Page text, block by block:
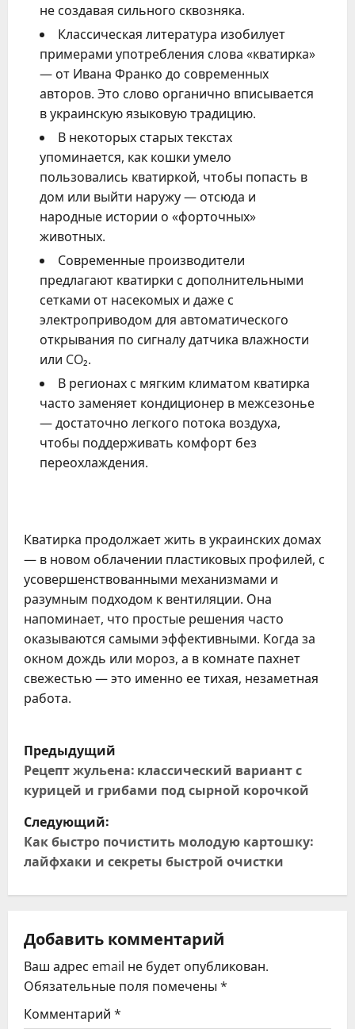
не создавая сильного сквозняка.
Классическая литература изобилует
примерами употребления слова «кватирка»
— от Ивана Франко до современных
авторов. Это слово органично вписывается
в украинскую языковую традицию.
В некоторых старых текстах
упоминается, как кошки умело
пользовались кватиркой, чтобы попасть в
дом или выйти наружу — отсюда и
народные истории о «форточных»
животных.
Современные производители
предлагают кватирки с дополнительными
сетками от насекомых и даже с
электроприводом для автоматического
открывания по сигналу датчика влажности
или CO₂.
В регионах с мягким климатом кватирка
часто заменяет кондиционер в межсезонье
— достаточно легкого потока воздуха,
чтобы поддерживать комфорт без
переохлаждения.
Кватирка продолжает жить в украинских домах
— в новом облачении пластиковых профилей, с
усовершенствованными механизмами и
разумным подходом к вентиляции. Она
напоминает, что простые решения часто
оказываются самыми эффективными. Когда за
окном дождь или мороз, а в комнате пахнет
свежестью — это именно ее тихая, незаметная
работа.
Н
а
в
и
г
ц
и
я
Предыдущий
Рецепт жульена: классический вариант с
курицей и грибами под сырной корочкой
Следующий:
Как быстро почистить молодую картошку:
лайфхаки и секреты быстрой очистки
Добавить комментарий
Ваш адрес email не будет опубликован.
Обязательные поля помечены *
Комментарий *